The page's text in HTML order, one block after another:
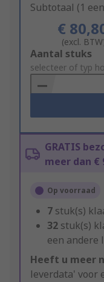
Subtotaal (1
€
(excl.
Add
to
Basket
Aantal stuks
selecteer of typ
GRATIS
meer dan €
Op voorraad
7 stuk(s)
32 stuk(s)
een andere
Heeft u meer
leverdata' voor